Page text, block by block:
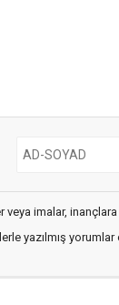
imalar, inançlara
yazılmış